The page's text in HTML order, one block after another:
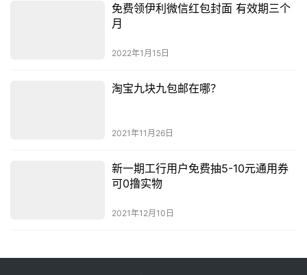
免费领伊利微信红包封面 有效期三个
月
2022年1月15日
淘宝九块九包邮在哪？
2021年11月26日
新一期工行用户免费抽5-10元通用券
可0撸实物
2021年12月10日